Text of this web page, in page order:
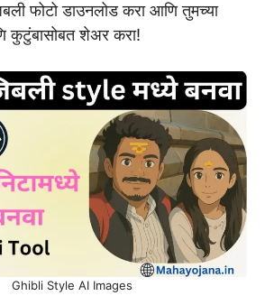
फोटो डाउनलोड करा आणि तुमच्या
कुटुंबासोबत शेअर करा!
Ghibli Style AI Images